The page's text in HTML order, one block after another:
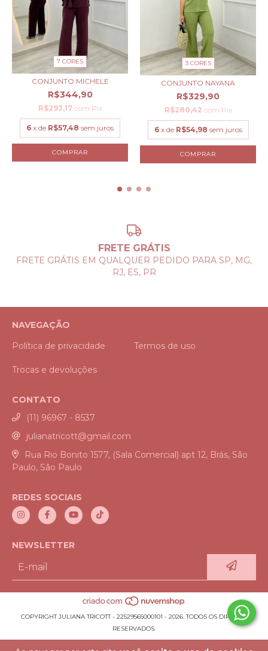
7 CORES
CONJUNTO MICHELE
R$344,90
R$293,17 com Pix
6 x de R$57,48 sem juros
COMPRAR
3 CORES
CONJUNTO NAYANA
R$329,90
R$280,42 com Pix
6 x de R$54,98 sem juros
COMPRAR
FRETE GRÁTIS
FRETE GRÁTIS EM QUALQUER PEDIDO PARA SP, MG,
RJ, ES, PR
NAVEGAÇÃO
Política de privacidade
Termos de uso
Trocas e devoluções
CONTATO
(11) 96967 - 8537
julianatricott@gmail.com
Rua Rio Bonito 1577, (Sala Comercial) apt 12, Brás, São
Paulo, São Paulo
REDES SOCIAIS
NEWSLETTER
COPYRIGHT JULIANA TRICOTT - 22529565000101 - 2026. TODOS OS DIREITOS
RESERVADOS.